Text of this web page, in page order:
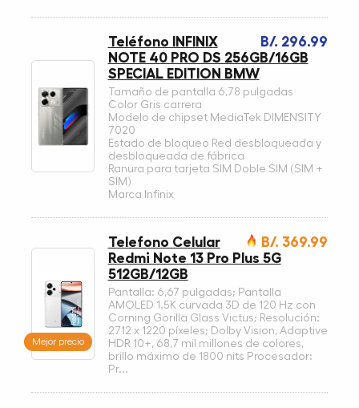
B/. 296.99
Teléfono INFINIX
NOTE 40 PRO DS 256GB/16GB
SPECIAL EDITION BMW
Tamaño de pantalla 6,78 pulgadas
Color Gris carrera
Modelo de chipset MediaTek DIMENSITY
7020
Estado de bloqueo Red desbloqueada y
desbloqueada de fábrica
Ranura para tarjeta SIM Doble SIM (SIM +
SIM)
Marca Infinix
Mejor precio
B/. 369.99
Telefono Celular
Redmi Note 13 Pro Plus 5G
512GB/12GB
Pantalla: 6,67 pulgadas; Pantalla
AMOLED 1.5K curvada 3D de 120 Hz con
Corning Gorilla Glass Victus; Resolución:
2712 x 1220 píxeles; Dolby Vision, Adaptive
HDR 10+, 68,7 mil millones de colores,
brillo máximo de 1800 nits Procesador:
Pr...